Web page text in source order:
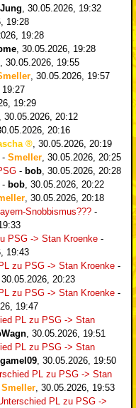
30.05.2026, 19:32
19:28
19:28
30.05.2026, 19:28
30.05.2026, 19:55
30.05.2026, 19:57
19:29
30.05.2026, 20:12
20:16
30.05.2026, 20:19
- Smeller 30.05.2026, 20:25
- bob 30.05.2026, 20:28
- bob 30.05.2026, 20:22
30.05.2026, 20:18
Snobbismus??? -
PSG -> Stan Kroenke -
19:43
zu PSG -> Stan Kroenke -
30.05.2026, 20:23
zu PSG -> Stan Kroenke -
19:47
PL zu PSG -> Stan
30.05.2026, 19:51
PL zu PSG -> Stan
30.05.2026, 19:50
PL zu PSG -> Stan
Smeller 30.05.2026, 19:53
PL zu PSG ->